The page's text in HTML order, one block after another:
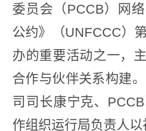
委员会（PCCB）网
公约》（UNFCCC）
办的重要活动之一，
合作与伙伴关系构建
司司长康宁克、
作组织运行局负责人以